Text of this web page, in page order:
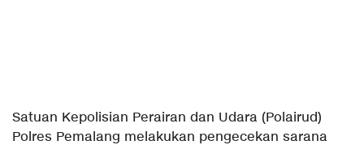
Satuan Kepolisian Perairan dan Udara (Polairud)
Polres Pemalang melakukan pengecekan sarana